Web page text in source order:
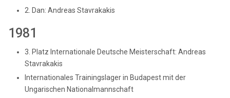
2. Dan: Andreas Stavrakakis
1981
3. Platz Internationale Deutsche Meisterschaft: Andreas
Stavrakakis
Internationales Trainingslager in Budapest mit der
Ungarischen Nationalmannschaft